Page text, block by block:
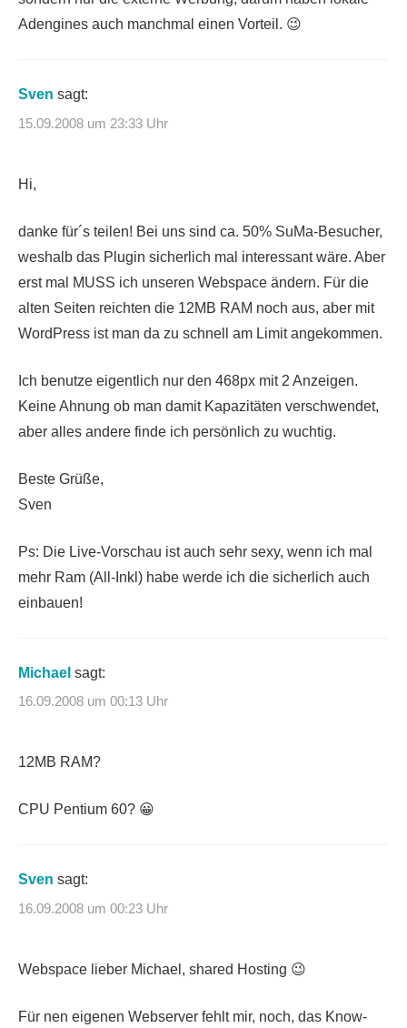
Adengines auch manchmal einen Vorteil. 😉
Sven sagt:
15.09.2008 um 23:33 Uhr
Hi,
danke für´s teilen! Bei uns sind ca. 50% SuMa-Besucher,
weshalb das Plugin sicherlich mal interessant wäre. Aber
erst mal MUSS ich unseren Webspace ändern. Für die
alten Seiten reichten die 12MB RAM noch aus, aber mit
WordPress ist man da zu schnell am Limit angekommen.
Ich benutze eigentlich nur den 468px mit 2 Anzeigen.
Keine Ahnung ob man damit Kapazitäten verschwendet,
aber alles andere finde ich persönlich zu wuchtig.
Beste Grüße,
Sven
Ps: Die Live-Vorschau ist auch sehr sexy, wenn ich mal
mehr Ram (All-Inkl) habe werde ich die sicherlich auch
einbauen!
Michael sagt:
16.09.2008 um 00:13 Uhr
12MB RAM?
CPU Pentium 60? 😀
Sven sagt:
16.09.2008 um 00:23 Uhr
Webspace lieber Michael, shared Hosting 😉
Für nen eigenen Webserver fehlt mir, noch, das Know-